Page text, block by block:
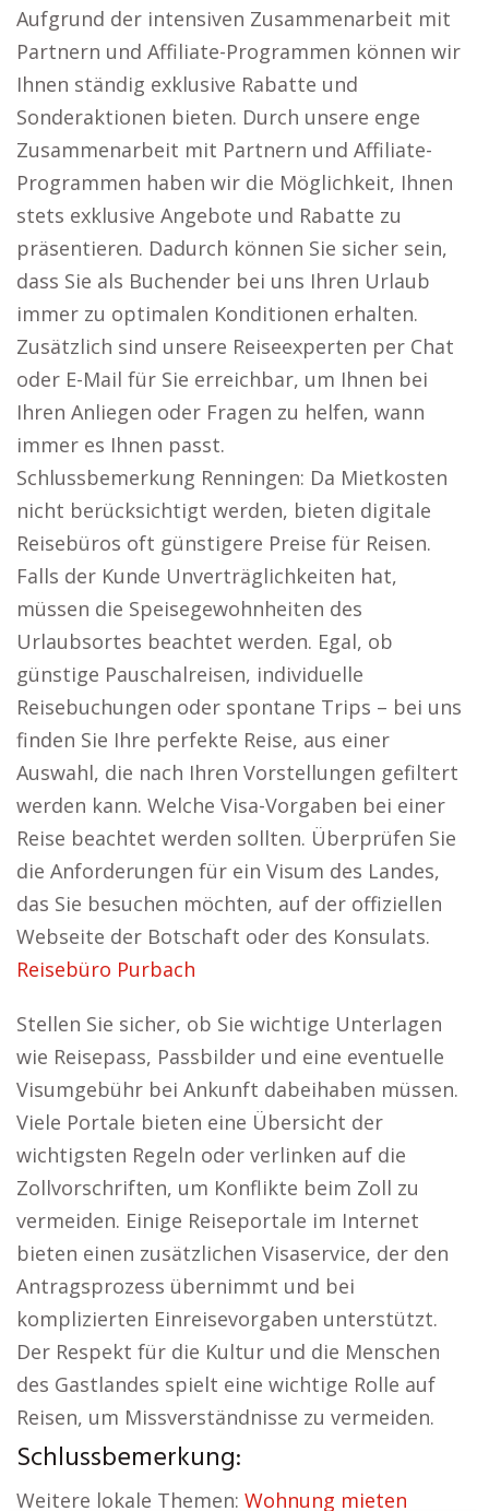
Aufgrund der intensiven Zusammenarbeit mit
Partnern und Affiliate-Programmen können wir
Ihnen ständig exklusive Rabatte und
Sonderaktionen bieten. Durch unsere enge
Zusammenarbeit mit Partnern und Affiliate-
Programmen haben wir die Möglichkeit, Ihnen
stets exklusive Angebote und Rabatte zu
präsentieren. Dadurch können Sie sicher sein,
dass Sie als Buchender bei uns Ihren Urlaub
immer zu optimalen Konditionen erhalten.
Zusätzlich sind unsere Reiseexperten per Chat
oder E-Mail für Sie erreichbar, um Ihnen bei
Ihren Anliegen oder Fragen zu helfen, wann
immer es Ihnen passt.
Schlussbemerkung Renningen: Da Mietkosten
nicht berücksichtigt werden, bieten digitale
Reisebüros oft günstigere Preise für Reisen.
Falls der Kunde Unverträglichkeiten hat,
müssen die Speisegewohnheiten des
Urlaubsortes beachtet werden. Egal, ob
günstige Pauschalreisen, individuelle
Reisebuchungen oder spontane Trips – bei uns
finden Sie Ihre perfekte Reise, aus einer
Auswahl, die nach Ihren Vorstellungen gefiltert
werden kann. Welche Visa-Vorgaben bei einer
Reise beachtet werden sollten. Überprüfen Sie
die Anforderungen für ein Visum des Landes,
das Sie besuchen möchten, auf der offiziellen
Webseite der Botschaft oder des Konsulats.
Reisebüro Purbach
Stellen Sie sicher, ob Sie wichtige Unterlagen
wie Reisepass, Passbilder und eine eventuelle
Visumgebühr bei Ankunft dabeihaben müssen.
Viele Portale bieten eine Übersicht der
wichtigsten Regeln oder verlinken auf die
Zollvorschriften, um Konflikte beim Zoll zu
vermeiden. Einige Reiseportale im Internet
bieten einen zusätzlichen Visaservice, der den
Antragsprozess übernimmt und bei
komplizierten Einreisevorgaben unterstützt.
Der Respekt für die Kultur und die Menschen
des Gastlandes spielt eine wichtige Rolle auf
Reisen, um Missverständnisse zu vermeiden.
Schlussbemerkung:
Weitere lokale Themen: Wohnung mieten